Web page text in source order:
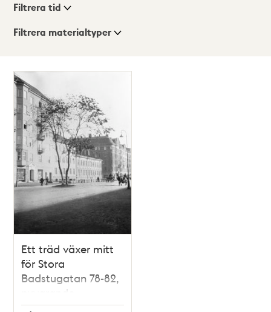
Visningsläge
ListaKarta
Filtrera tid
Filtrera materialtyper
träffar
Ett träd växer mitt
för Stora
Badstugatan 78-82,
nuvarande
Sveavägen 98-100